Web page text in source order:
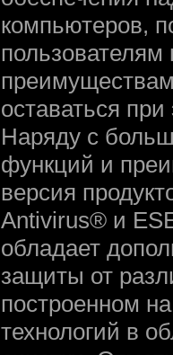
компьютеров,
оставаться
Наряду с
функций и
версия
Antivirus® и
обладает
защиты от
построенном
технологий в